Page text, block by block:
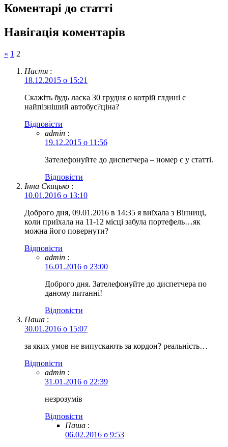
Коментарі до статті
Навігація коментарів
« 1 2
Настя :
18.12.2015 о 15:21
Скажіть будь ласка 30 грудня о котрій глдині є
найпізніший автобус?ціна?
Відповіcти
admin :
19.12.2015 о 11:56
Зателефонуйте до диспетчера – номер є у статті.
Відповіcти
Інна Скицько :
10.01.2016 о 13:10
Доброго дня, 09.01.2016 в 14:35 я виїхала з Вінниці,
коли приїхала на 11-12 місці забула портефель…як
можна його повернути?
Відповіcти
admin :
16.01.2016 о 23:00
Доброго дня. Зателефонуйте до диспетчера по
даному питанні!
Відповіcти
Паша :
30.01.2016 о 15:07
за яких умов не випускають за кордон? реальність…
Відповіcти
admin :
31.01.2016 о 22:39
незрозумів
Відповіcти
Паша :
06.02.2016 о 9:53